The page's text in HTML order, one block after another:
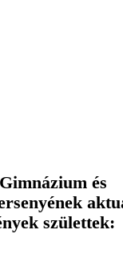
és
születtek: